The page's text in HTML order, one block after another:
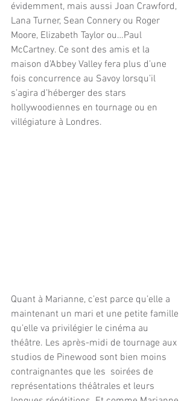
évidemment, mais aussi Joan Crawford,
Lana Turner, Sean Connery ou Roger
Moore, Elizabeth Taylor ou…Paul
McCartney. Ce sont des amis et la
maison d’Abbey Valley fera plus d’une
fois concurrence au Savoy lorsqu’il
s’agira d’héberger des stars
hollywoodiennes en tournage ou en
villégiature à Londres.
Quant à Marianne, c’est parce qu’elle a
maintenant un mari et une petite famille
qu’elle va privilégier le cinéma au
théâtre. Les après-midi de tournage aux
studios de Pinewood sont bien moins
contraignantes que les  soirées de
représentations théâtrales et leurs